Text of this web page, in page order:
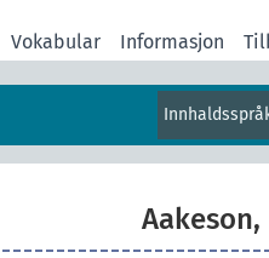
Vokabular Informasjon
Aakeson,